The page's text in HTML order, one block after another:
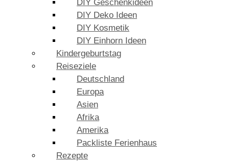
DIY Geschenkideen
DIY Deko Ideen
DIY Kosmetik
DIY Einhorn Ideen
Kindergeburtstag
Reiseziele
Deutschland
Europa
Asien
Afrika
Amerika
Packliste Ferienhaus
Rezepte